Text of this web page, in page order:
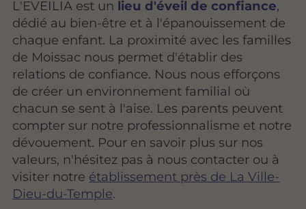
L'EVEILIA est un lieu d'éveil de confiance,
dédié au bien-être et à l'épanouissement de
chaque enfant. La proximité avec les familles
de Moissac nous permet d'établir des
relations de confiance. Nous nous efforçons
de créer un environnement familial où
chacun se sent à l'aise. Les parents peuvent
compter sur notre professionnalisme et notre
dévouement. Pour en savoir plus sur nos
valeurs, n'hésitez pas à nous contacter ou à
visiter notre établissement près de La Ville-
Dieu-du-Temple.